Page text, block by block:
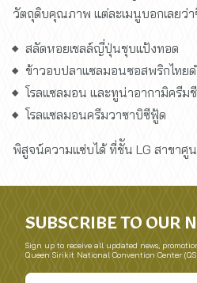
วัตถุดิบคุณภาพ แต่ละเมนูบอกเลยว่า
สลัดหอยเชลล์ญี่ปุ่นชุบแป้งทอด
ข้าวอบปลาแซลมอนซอสพริกไทย
โรลแซลมอน และทูน่าอากามิครีม
โรลแซลมอนครีมวาซาบิซีฟู้ด
พิสูจน์ความแซ่บได้ ที่ชััน LG สาขาศู
SUBSCRIBE TO OUR
Sign up to receive all updated news,
Queen Sirikit National Convention Center